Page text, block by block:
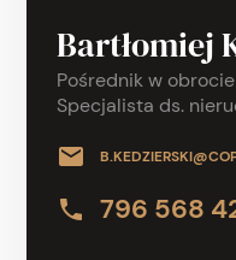
Bartłomiej
Pośrednik w
Specjalista ds.
796 568